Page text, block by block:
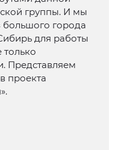
группы. И мы
большого города
для работы
Представляем
проекта